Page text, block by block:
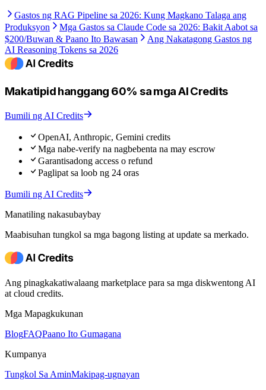
Gastos ng RAG Pipeline sa 2026: Kung Magkano Talaga ang
Produksyon
Mga Gastos sa Claude Code sa 2026: Bakit Aabot sa
$200/Buwan & Paano Ito Bawasan
Ang Nakatagong Gastos ng
AI Reasoning Tokens sa 2026
Makatipid hanggang 60% sa mga AI Credits
Bumili ng AI Credits
OpenAI, Anthropic, Gemini credits
Mga nabe-verify na nagbebenta na may escrow
Garantisadong access o refund
Paglipat sa loob ng 24 oras
Bumili ng AI Credits
Manatiling nakasubaybay
Maabisuhan tungkol sa mga bagong listing at update sa merkado.
Ang pinagkakatiwalaang marketplace para sa mga diskwentong AI
at cloud credits.
Mga Mapagkukunan
BlogFAQPaano Ito Gumagana
Kumpanya
Tungkol Sa AminMakipag-ugnayan